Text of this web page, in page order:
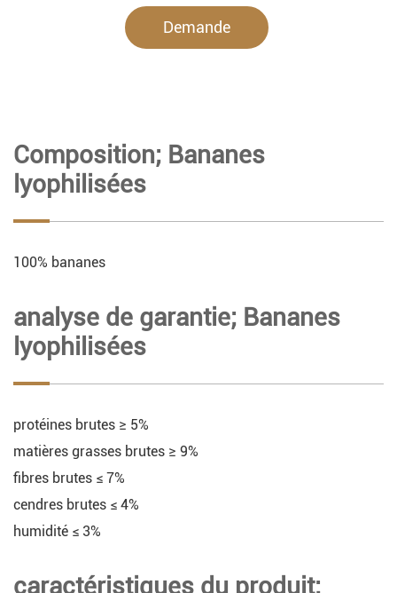
Demande
Composition; Bananes
lyophilisées
100% bananes
analyse de garantie; Bananes
lyophilisées
protéines brutes ≥ 5%
matières grasses brutes ≥ 9%
fibres brutes ≤ 7%
cendres brutes ≤ 4%
humidité ≤ 3%
caractéristiques du produit;